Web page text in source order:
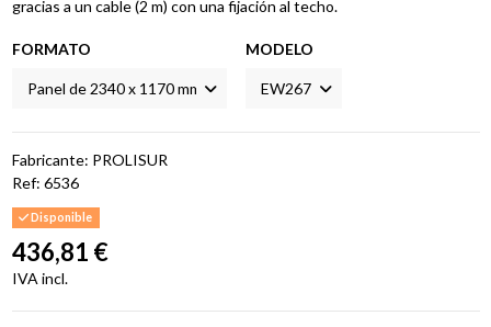
gracias a un cable (2 m) con una fijación al techo.
FORMATO MODELO
Fabricante: PROLISUR
Ref: 6536
Disponible
436,81 €
IVA incl.